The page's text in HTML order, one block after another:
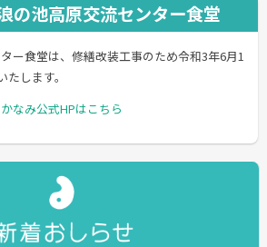
の池高原交流センター食堂
ー食堂は、修繕改装工事のため令和3年6月1
します。
なみ公式HPはこちら